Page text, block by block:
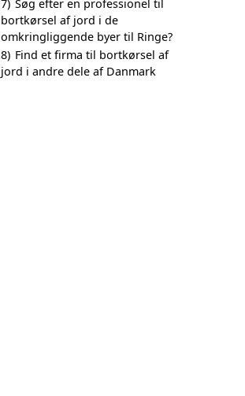
7) Søg efter en professionel til
bortkørsel af jord i de
omkringliggende byer til Ringe?
8) Find et firma til bortkørsel af
jord i andre dele af Danmark